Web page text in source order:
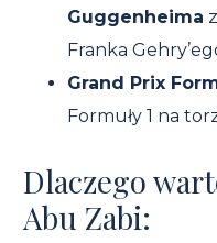
Guggenheima
Franka
Grand Prix
Formuły 1 na
Dlaczego
Abu Zabi: